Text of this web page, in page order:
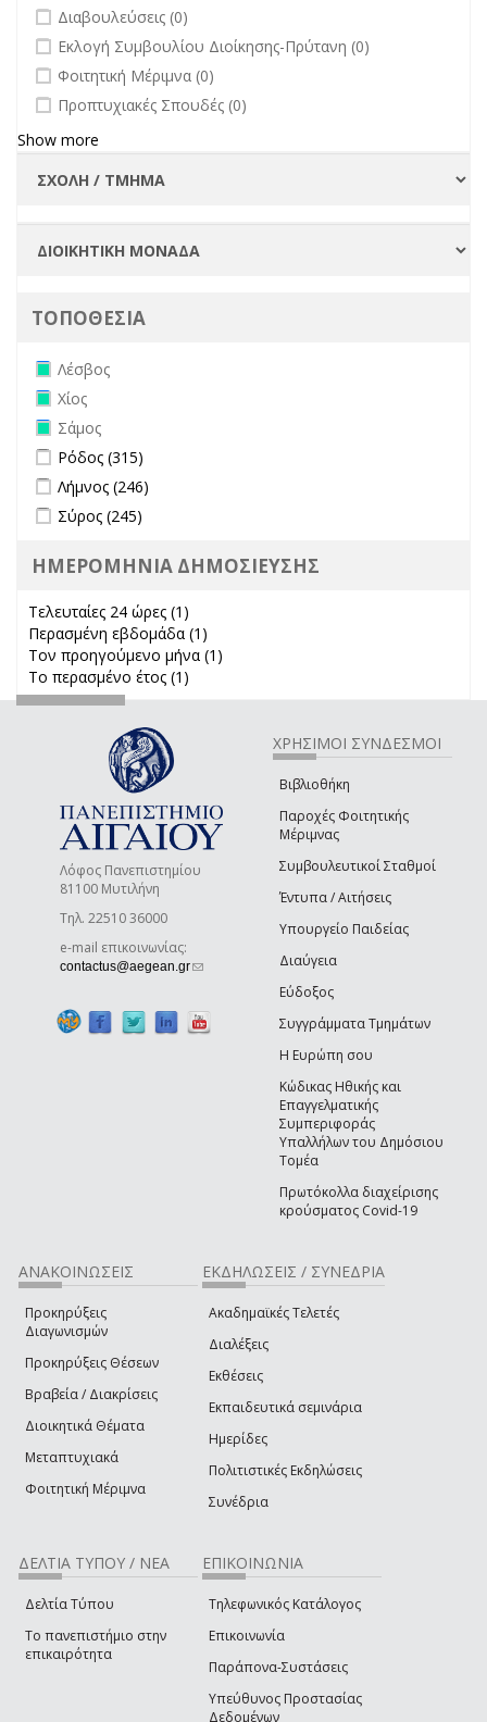
undefined
Διαβουλεύσεις (0)
undefined
Εκλογή Συμβουλίου Διοίκησης-Πρύτανη (0)
undefined
Φοιτητική Μέριμνα (0)
undefined
Προπτυχιακές Σπουδές (0)
Show more
ΤΟΠΟΘΕΣΙΑ
Remove Λέσβος filter
Λέσβος
Remove Χίος filter
Χίος
Remove Σάμος filter
Σάμος
Apply Ρόδος filter
Ρόδος (315)
Apply Λήμνος filter
Λήμνος (246)
Apply Σύρος filter
Σύρος (245)
ΗΜΕΡΟΜΗΝΙΑ ΔΗΜΟΣΙΕΥΣΗΣ
Τελευταίες 24 ώρες (1)
Περασμένη εβδομάδα (1)
Τον προηγούμενο μήνα (1)
Το περασμένο έτος (1)
Λόφος Πανεπιστημίου
81100 Μυτιλήνη
Τηλ. 22510 36000
e-mail επικοινωνίας:
contactus@aegean.gr(link sends e-mail)
ΧΡΗΣΙΜΟΙ ΣΥΝΔΕΣΜΟΙ
Βιβλιοθήκη
Παροχές Φοιτητικής
Μέριμνας
Συμβουλευτικοί Σταθμοί
Έντυπα / Αιτήσεις
Υπουργείο Παιδείας
Διαύγεια
Εύδοξος
Συγγράμματα Τμημάτων
Η Ευρώπη σου
Κώδικας Ηθικής και
Επαγγελματικής
Συμπεριφοράς
Υπαλλήλων του Δημόσιου
Τομέα
Πρωτόκολλα διαχείρισης
κρούσματος Covid-19
ΑΝΑΚΟΙΝΩΣΕΙΣ
Προκηρύξεις
Διαγωνισμών
Προκηρύξεις Θέσεων
Βραβεία / Διακρίσεις
Διοικητικά Θέματα
Μεταπτυχιακά
Φοιτητική Μέριμνα
ΕΚΔΗΛΩΣΕΙΣ / ΣΥΝΕΔΡΙΑ
Ακαδημαϊκές Τελετές
Διαλέξεις
Εκθέσεις
Εκπαιδευτικά σεμινάρια
Ημερίδες
Πολιτιστικές Εκδηλώσεις
Συνέδρια
ΔΕΛΤΙΑ ΤΥΠΟΥ / ΝΕΑ
Δελτία Τύπου
Το πανεπιστήμιο στην
επικαιρότητα
ΕΠΙΚΟΙΝΩΝΙΑ
Τηλεφωνικός Κατάλογος
Επικοινωνία
Παράπονα-Συστάσεις
Υπεύθυνος Προστασίας
Δεδομένων